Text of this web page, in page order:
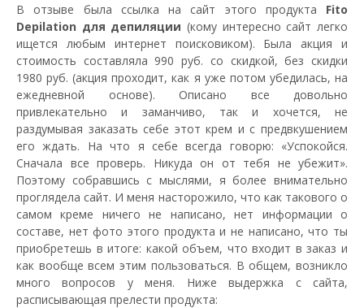
В отзыве была ссылка на сайт этого продукта Fito
Depilation для депиляции (кому интересно сайт легко
ищется любым интернет поисковиком). Была акция и
стоимость составляла 990 руб. со скидкой, без скидки
1980 руб. (акция проходит, как я уже потом убедилась, на
ежедневной основе). Описано все довольно
привлекательно и заманчиво, так и хочется, не
раздумывая заказать себе этот крем и с предвкушением
его ждать. На что я себе всегда говорю: «Успокойся.
Сначала все проверь. Никуда он от тебя не убежит».
Поэтому собравшись с мыслями, я более внимательно
проглядела сайт. И меня насторожило, что как такового о
самом креме ничего не написано, нет информации о
составе, нет фото этого продукта и не написано, что ты
приобретешь в итоге: какой объем, что входит в заказ и
как вообще всем этим пользоваться. В общем, возникло
много вопросов у меня. Ниже выдержка с сайта,
расписывающая прелести продукта: